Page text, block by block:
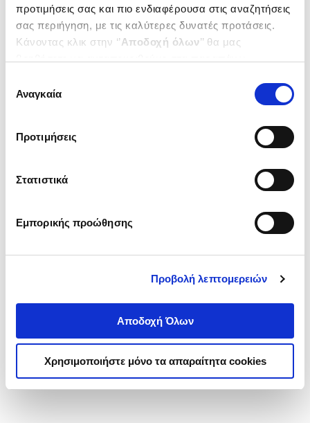
προτιμήσεις σας και πιο ενδιαφέρουσα στις αναζητήσεις
σας περιήγηση, με τις καλύτερες δυνατές προτάσεις.
Κάνοντας κλικ στην ‘’Αποδοχή όλων’’ θα μας
ενδιαφέρουν και να επιλέξετε από τα παρακάτω με την
΄΄και να ενημερωθείτε σχετικά με
συγκατάθεσης
Αναγκαία
Προτιμήσεις
Στατιστικά
Εμπορικής προώθησης
Προβολή λεπτομερειών
Αποδοχή Όλων
Χρησιμοποιήστε μόνο τα απαραίτητα cookies